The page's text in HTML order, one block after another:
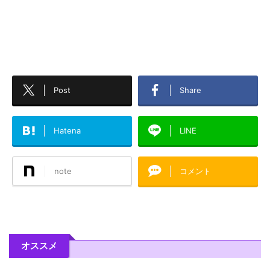
Post Share
Hatena LINE
note コメント
オススメ